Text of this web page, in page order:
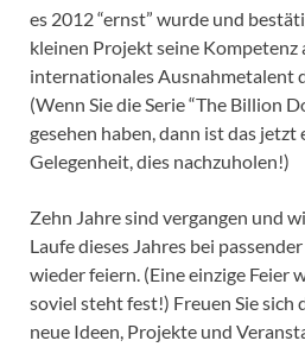
es 2012 “ernst” wurde und
kleinen Projekt seine Kompetenz
internationales Ausnahmetalent
(Wenn Sie die Serie “The Billion
gesehen haben, dann ist das
Gelegenheit, dies nachzuholen!)
Zehn Jahre sind vergangen und
Laufe dieses Jahres bei
wieder feiern. (Eine einzige Feier
soviel steht fest!) Freuen Sie sich
neue Ideen, Projekte und